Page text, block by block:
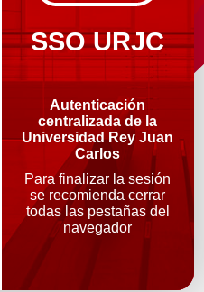
SSO URJC
Autenticación
centralizada de la
Universidad Rey Juan
Carlos
Para finalizar la sesión
se recomienda cerrar
todas las pestañas del
navegador